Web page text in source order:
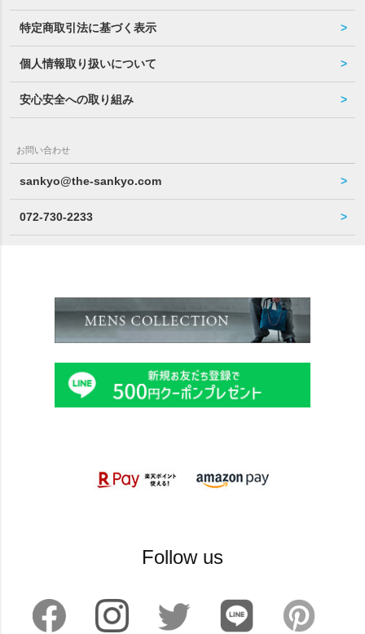
特定商取引法に基づく表示
個人情報取り扱いについて
安心安全への取り組み
お問い合わせ
sankyo@the-sankyo.com
072-730-2233
Follow us